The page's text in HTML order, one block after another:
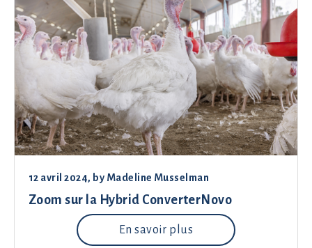
12 avril 2024, by Madeline Musselman
Zoom sur la Hybrid ConverterNovo
En savoir plus